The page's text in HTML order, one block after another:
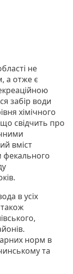
не
а отже є
забір води
хімічного
свідчить про
вміст
фекального
в усіх
норм в
та